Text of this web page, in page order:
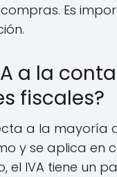
Es
a la
fiscales?
a la mayoría
y se aplica en
el IVA tiene un